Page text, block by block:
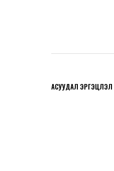
АСУУДАЛ ЭРГЭЦҮҮЛЭЛ